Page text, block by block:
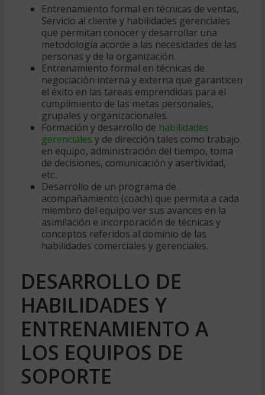
Entrenamiento formal en técnicas de ventas,
Servicio al cliente y habilidades gerenciales
que permitan conocer y desarrollar una
metodología acorde a las necesidades de las
personas y de la organización.
Entrenamiento formal en técnicas de
negociación interna y externa que garanticen
el éxito en las tareas emprendidas para el
cumplimiento de las metas personales,
grupales y organizacionales.
Formación y desarrollo de habilidades
gerenciales y de dirección tales como trabajo
en equipo, administración del tiempo, toma
de decisiones, comunicación y asertividad,
etc..
Desarrollo de un programa de
acompañamiento (coach) que permita a cada
miembro del equipo ver sus avances en la
asimilación e incorporación de técnicas y
conceptos referidos al dominio de las
habilidades comerciales y gerenciales.
DESARROLLO DE
HABILIDADES Y
ENTRENAMIENTO A
LOS EQUIPOS DE
SOPORTE